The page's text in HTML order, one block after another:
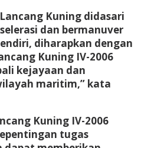
Kuning didasari
dan bermanuver
diharapkan dengan
Kuning IV-2006
kejayaan dan
maritim,” kata
Kuning IV-2006
tugas